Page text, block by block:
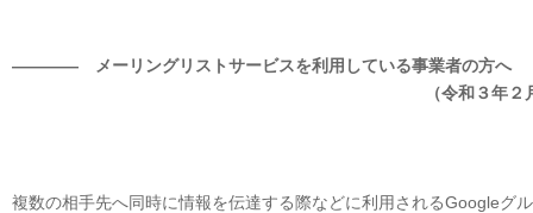
―――― メーリングリストサービスを利用している事業者の方へ
（令和３年２月３日個人
複数の相手先へ同時に情報を伝達する際などに利用されるGoogleグ